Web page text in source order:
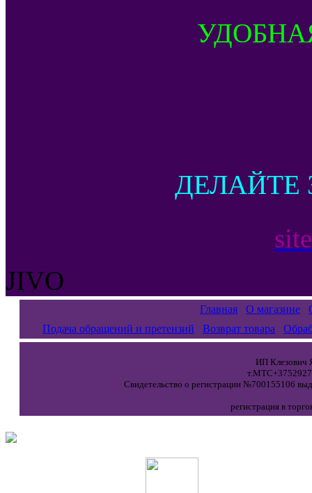
ДЕЛАЙТЕ
JIVO
Главная О магазине
Подача обращений и претензий
Возврат товара
ИП Клезович
Свидетельство о регистрации №700155106
регистрация в